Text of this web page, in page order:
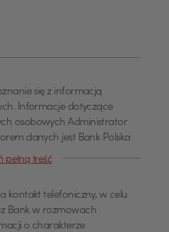
się z informacją
Informacje dotyczące
osobowych Administrator
danych jest Bank Polska
z siedzibą w Warszawie,
adres email
pod numerem 519
pełną treść
kontakt telefoniczny, w celu
Bank w rozmowach
o charakterze